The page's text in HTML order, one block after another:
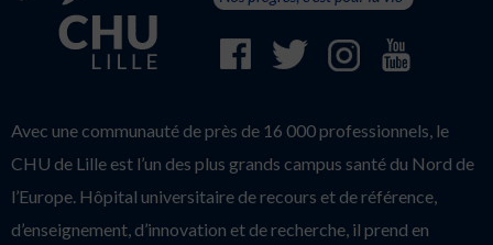
Avec une communauté de près de 16 000 professionnels, le
CHU de Lille est l’un des plus grands campus santé du Nord de
l’Europe. Hôpital universitaire de recours et de référence,
d’enseignement, d’innovation et de recherche, il prend en